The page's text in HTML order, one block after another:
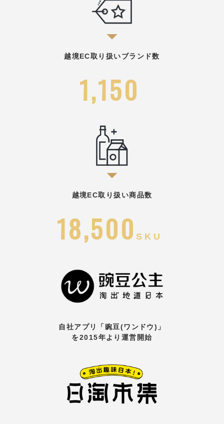
越境EC取り扱いブランド数
1,150
越境EC取り扱い商品数
18,500 SKU
自社アプリ「豌豆(ワンドウ)」
を2015年より運営開始